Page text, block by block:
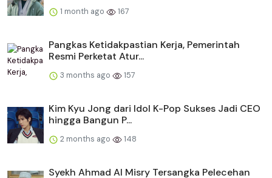
1 month ago 167
Pangkas Ketidakpastian Kerja, Pemerintah
Resmi Perketat Atur...
3 months ago 157
Kim Kyu Jong dari Idol K-Pop Sukses Jadi CEO
hingga Bangun P...
2 months ago 148
Syekh Ahmad Al Misry Tersangka Pelecehan